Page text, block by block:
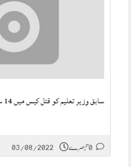
سابق وزیر تعلیم کو قتل کیس میں 14 سال سزا کا حکم
03/08/2022